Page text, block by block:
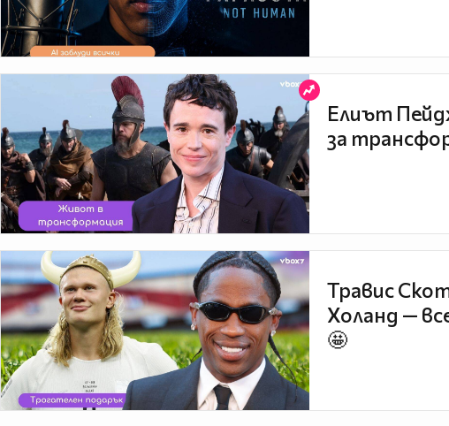
Елиът
за
Травис
Холанд —
🤩